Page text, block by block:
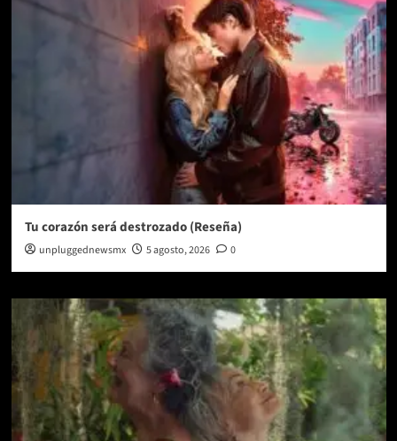
Tu corazón será destrozado (Reseña)
unpluggednewsmx 5 agosto, 2026 0